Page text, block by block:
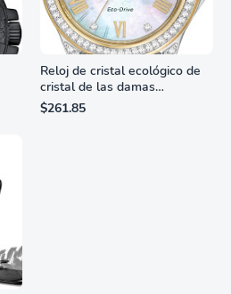
Reloj de cristal ecológico de
cristal de las damas
ciudadanas, 3 manos,
marcadores de números
$261.85